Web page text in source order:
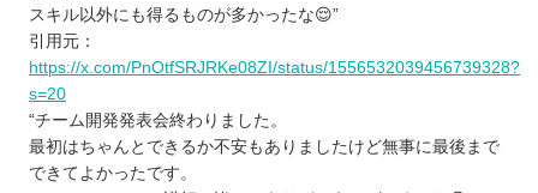
スキル以外にも得るものが多かったな😌”
引用元：
https://x.com/PnOtfSRJRKe08ZI/status/1556532039456739328?
s=20
“チーム開発発表会終わりました。
最初はちゃんとできるか不安もありましたけど無事に最後まで
できてよかったです。